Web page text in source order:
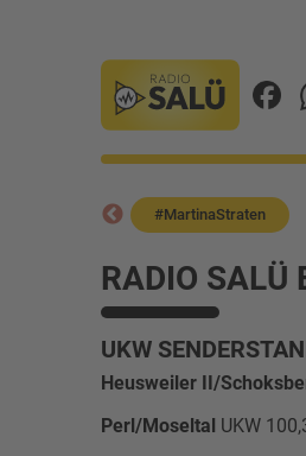
#MartinaStraten
RADIO
UKW
Heusweiler II/
Perl/Moseltal UKW